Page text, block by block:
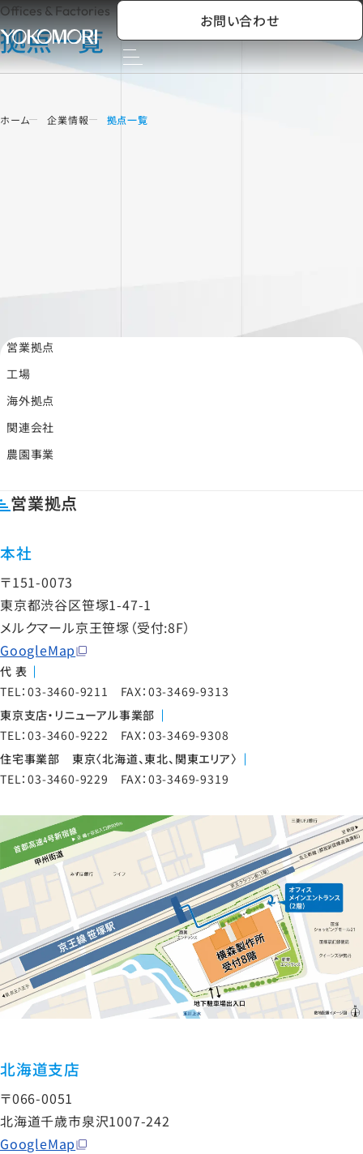
お問い合わせ
Offices & Factories
拠点一覧
ホーム 企業情報 拠点一覧
営業拠点
工場
海外拠点
関連会社
農園事業
営業拠点
本社
〒151-0073
東京都渋谷区笹塚1-47-1
メルクマール京王笹塚（受付:8F）
GoogleMap
代 表
TEL：03-3460-9211 FAX：03-3469-9313
東京支店・リニューアル事業部
TEL：03-3460-9222 FAX：03-3469-9308
住宅事業部 東京〈北海道、東北、関東エリア〉
TEL：03-3460-9229 FAX：03-3469-9319
北海道支店
〒066-0051
北海道千歳市泉沢1007-242
GoogleMap